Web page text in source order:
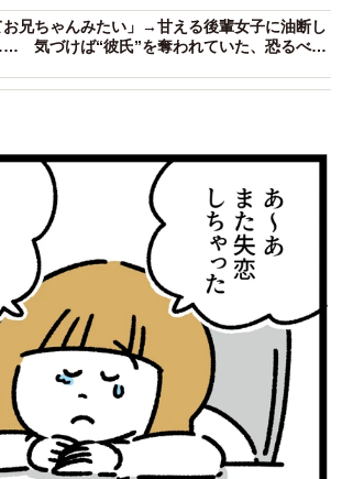
お兄ちゃんみたい」→甘える後輩女子に油断し
気づけば“彼氏”を奪われていた、恐るべき